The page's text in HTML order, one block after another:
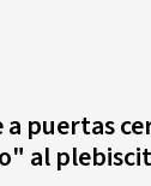
a puertas
al